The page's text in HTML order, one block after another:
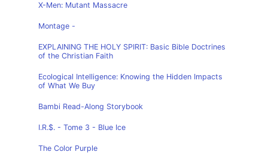
X-Men: Mutant Massacre
Montage -
EXPLAINING THE HOLY SPIRIT: Basic Bible Doctrines
of the Christian Faith
Ecological Intelligence: Knowing the Hidden Impacts
of What We Buy
Bambi Read-Along Storybook
I.R.$. - Tome 3 - Blue Ice
The Color Purple